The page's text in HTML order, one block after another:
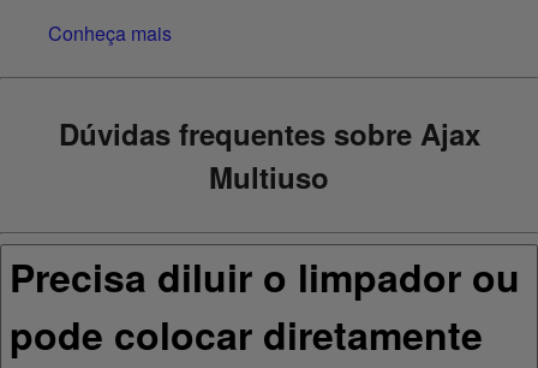
Conheça mais
Dúvidas frequentes sobre Ajax
Multiuso
Precisa diluir o limpador ou
pode colocar diretamente